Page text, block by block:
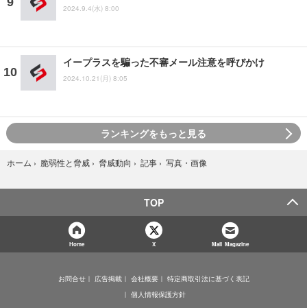
2024.9.4(水) 8:00
イープラスを騙った不審メール注意を呼びかけ
2024.10.21(月) 8:05
ランキングをもっと見る
ホーム › 脆弱性と脅威 › 脅威動向 › 記事 › 写真・画像
TOP
Home X Mail Magazine
お問合せ 広告掲載 会社概要
特定商取引法に基づく表記
個人情報保護方針